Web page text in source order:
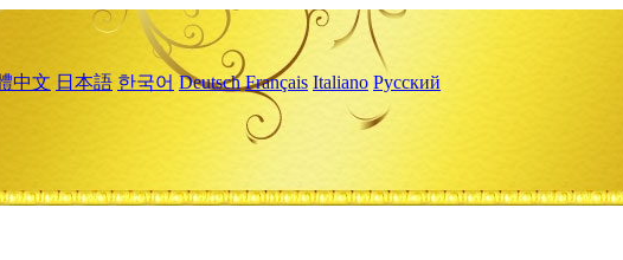
中文 日本語 한국어 Deutsch Français Italiano Русский